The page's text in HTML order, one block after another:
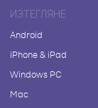
ИЗТЕГЛЯНЕ
Android
iPhone & iPad
Windows PC
Mac